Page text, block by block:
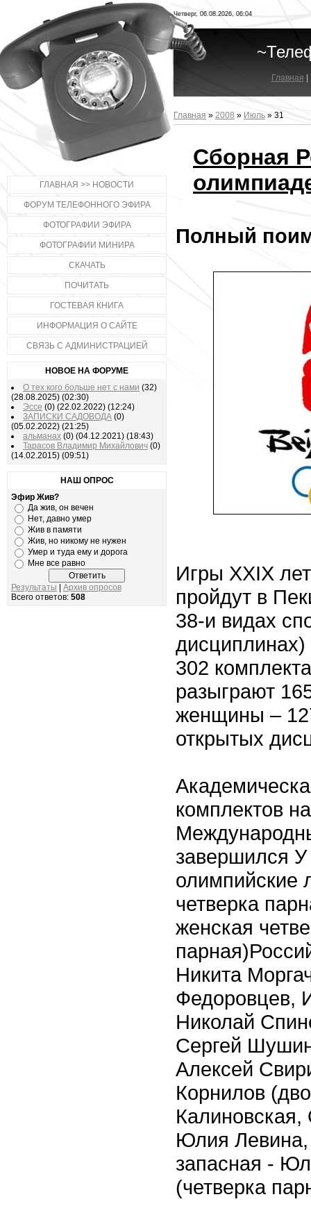
ГЛАВНАЯ >> НОВОСТИ
ФОРУМ ТЕЛЕФОННОГО ЭФИРА
ФОТОГРАФИИ ЭФИРА
ФОТОГРАФИИ МИНИРА
СКАЧАТЬ
ПОЧИТАТЬ
ГОСТЕВАЯ КНИГА
ИНФОРМАЦИЯ О САЙТЕ
СВЯЗЬ С АДМИНИСТРАЦИЕЙ
НОВОЕ НА ФОРУМЕ
О тех кого больше нет с нами (32)
(28.08.2025) (02:30)
Эссе (0) (22.02.2022) (12:24)
ЗАПИСКИ САДОВОДА (0)
(05.02.2022) (21:25)
альманах (0) (04.12.2021) (18:43)
Тарасов Владимир Михайлович (0)
(14.02.2015) (09:51)
НАШ ОПРОС
Эфир Жив?
Да жив, он вечен
Нет, давно умер
Жив в памяти
Жив, но никому не нужен
Умер и туда ему и дорога
Мне все равно
Результаты
Архив опросов
Всего ответов: 508
Четверг, 06.08.2026, 06:04
Главная
Главная » 2008 » Июль » 31
Сборная
Полный
Игры XXIX
пройдут в
38-и видах
302
разыграют
женщины –
открытых
комплектов
завершился
олимпийские
четверка
женская
Никита
Федоровцев,
Николай
Сергей
Алексей
Корнилов
Юлия
запасная -
(четверка